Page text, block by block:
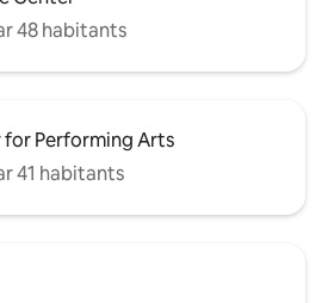
48 habitants
Performing Arts
41 habitants